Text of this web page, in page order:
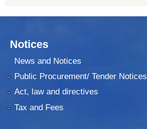
Notices
News and Notices
Public Procurement/ Tender Notices
Act, law and directives
Tax and Fees